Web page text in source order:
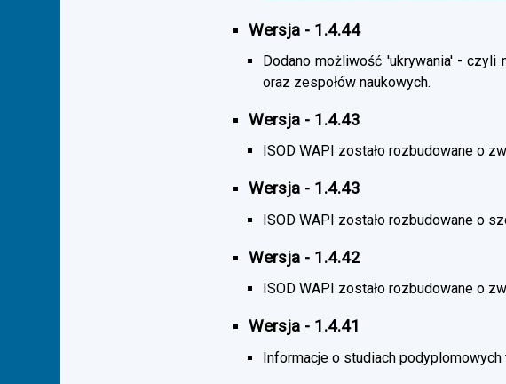
Wersja - 1.4.44
Dodano możliwość 'ukrywania' - czyli
oraz zespołów naukowych.
Wersja - 1.4.43
ISOD WAPI zostało rozbudowane o
Wersja - 1.4.43
ISOD WAPI zostało rozbudowane o
Wersja - 1.4.42
ISOD WAPI zostało rozbudowane o
Wersja - 1.4.41
Informacje o studiach